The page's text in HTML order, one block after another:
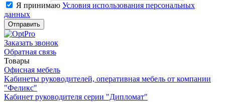
Я принимаю Условия использования персональных
данных
Заказать звонок
Обратная связь
Товары
Офисная мебель
Kабинеты руководителей, оперативная мебель от компании
"Феликс"
Кабинет руководителя серии "Дипломат"